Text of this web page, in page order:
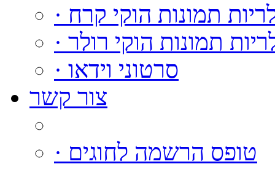
תמונות הוקי קרח
תמונות הוקי רולר
· סרטוני וידאו
צור קשר
· טופס הרשמה לחוגים